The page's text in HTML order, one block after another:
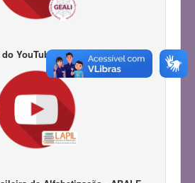
YouTube do LAPIL: